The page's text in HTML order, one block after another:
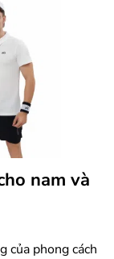
nam và
của phong cách